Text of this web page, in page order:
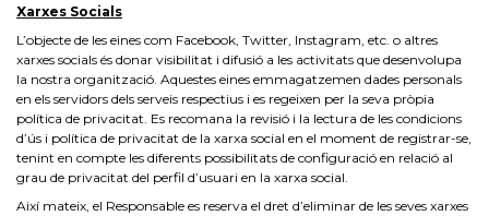
Xarxes Socials
L’objecte de les eines com Facebook, Twitter, Instagram, etc. o altres
xarxes socials és donar visibilitat i difusió a les activitats que desenvolupa
la nostra organització. Aquestes eines emmagatzemen dades personals
en els servidors dels serveis respectius i es regeixen per la seva pròpia
política de privacitat. Es recomana la revisió i la lectura de les condicions
d’ús i política de privacitat de la xarxa social en el moment de registrar-se,
tenint en compte les diferents possibilitats de configuració en relació al
grau de privacitat del perfil d’usuari en la xarxa social.
Així mateix, el Responsable es reserva el dret d’eliminar de les seves xarxes